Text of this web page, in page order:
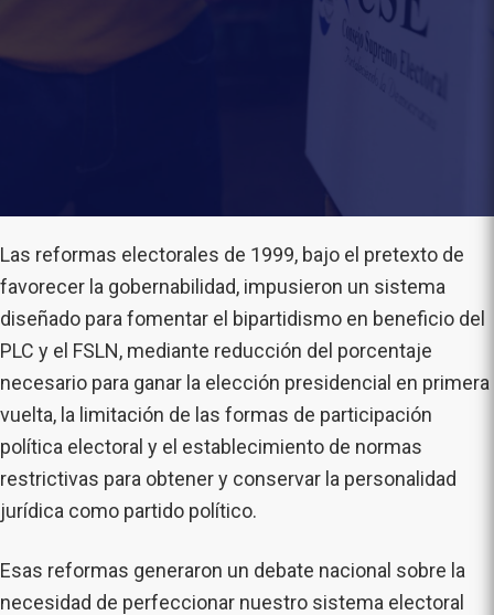
Las reformas electorales de 1999, bajo el pretexto de
favorecer la gobernabilidad, impusieron un sistema
diseñado para fomentar el bipartidismo en beneficio del
PLC y el FSLN, mediante reducción del porcentaje
necesario para ganar la elección presidencial en primera
vuelta, la limitación de las formas de participación
política electoral y el establecimiento de normas
restrictivas para obtener y conservar la personalidad
jurídica como partido político.
Esas reformas generaron un debate nacional sobre la
necesidad de perfeccionar nuestro sistema electoral